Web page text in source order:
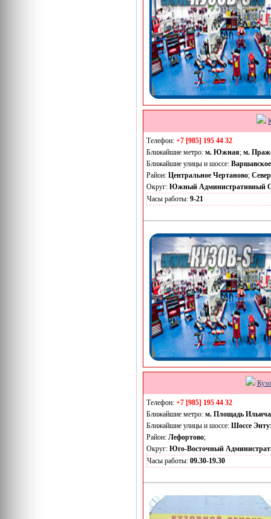
Телефон: +7 [985] 195 44 32
Ближайшие метро: м. Южная; м.
Ближайшие улицы и шоссе:
Район: Центральное Чертаново;
Округ: Южный Административный
Часы работы: 9-21
Телефон: +7 [985] 195 44 32
Ближайшие метро: м. Площадь Ильича
Ближайшие улицы и шоссе: Шоссе
Район: Лефортово;
Округ: Юго-Восточный
Часы работы: 09.30-19.30